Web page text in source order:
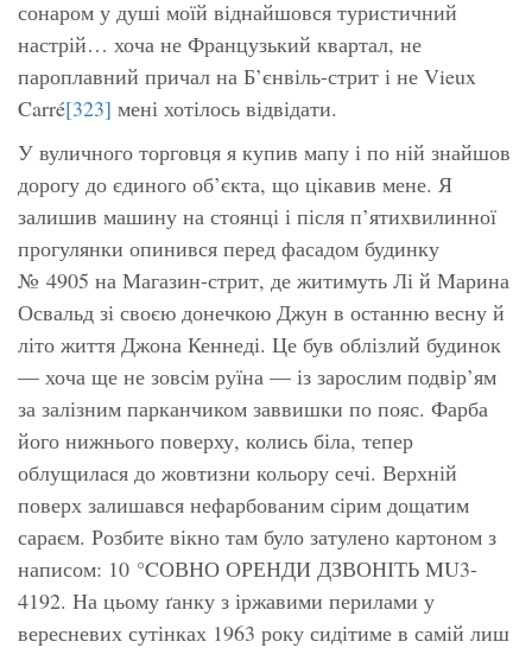
сонаром у душі моїй віднайшовся туристичний
настрій… хоча не Французький квартал, не
пароплавний причал на Б’єнвіль-стрит і не Vieux
Carré[323] мені хотілось відвідати.
У вуличного торговця я купив мапу і по ній знайшов
дорогу до єдиного об’єкта, що цікавив мене. Я
залишив машину на стоянці і після п’ятихвилинної
прогулянки опинився перед фасадом будинку
№ 4905 на Магазин-стрит, де житимуть Лі й Марина
Освальд зі своєю донечкою Джун в останню весну й
літо життя Джона Кеннеді. Це був облізлий будинок
— хоча ще не зовсім руїна — із зарослим подвір’ям
за залізним парканчиком заввишки по пояс. Фарба
його нижнього поверху, колись біла, тепер
облущилася до жовтизни кольору сечі. Верхній
поверх залишався нефарбованим сірим дощатим
сараєм. Розбите вікно там було затулено картоном з
написом: 10 °CОВНО ОРЕНДИ ДЗВОНІТЬ MU3-
4192. На цьому ґанку з іржавими перилами у
вересневих сутінках 1963 року сидітиме в самій лиш